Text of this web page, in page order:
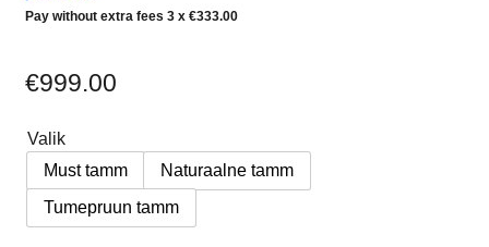
Pay without extra fees 3 x €333.00
€999.00
Valik
Must tamm
Naturaalne tamm
Tumepruun tamm